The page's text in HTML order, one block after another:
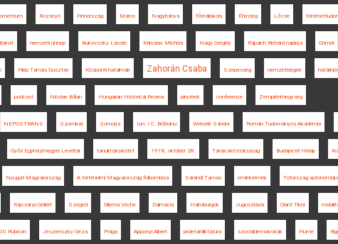
Rozsnyó Finnország Maros Nagybánya főreáliskola Éhínség Lőcse
Bánát nemzeti ünnep Bukovszky László Miroslav Michela Nagy Gergely Rapaich Richárd naplója Gömör
Filep Tamás Gusztáv Központi hatalmak Zahorán Csaba Szepesség nemzetiségek
podcast Nicolae Bălan Hungarian Historical Review pincérek conference Zempléni-hegység
NEPOSTRANS Szombat Somorja Ion. I.C. Brătianu Wekerle Sándor Román Tudományos Akadémia
Győri Egyházmegyei Levéltár tanulmánykötet 1918. október 28. Tanácsköztársaság Budapesti Hírlap
Nyugat-Magyarország A történelmi Magyarország felbomlása Sárándi Tamás emlékérmék Tótország autonómiája
Rajcsányi Gellért Szeged Dilema Veche Dalmácia Habsburgok Jugoszlávia Glant Tibor
Rubicon Jeszenszky Géza Prága Apponyi Albert proletárdiktatúra szociáldemokraták Fiume